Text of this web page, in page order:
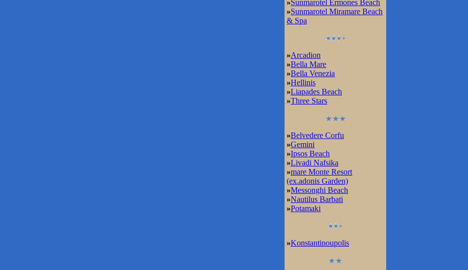
»Sunmarotel Ermones Beach
»Sunmarotel Miramare Beach
& Spa
»Arcadion
»Bella Mare
»Bella Venezia
»Hellinis
»Liapades Beach
»Three Stars
»Belvedere Corfu
»Gemini
»Ipsos Beach
»Livadi Nafsika
»mare Monte Resort
(ex.adonis Garden)
»Messonghi Beach
»Nautilus Barbati
»Potamaki
»Konstantinoupolis